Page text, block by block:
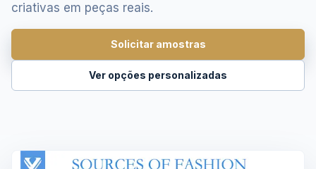
criativas em peças reais.
Solicitar amostras
Ver opções personalizadas